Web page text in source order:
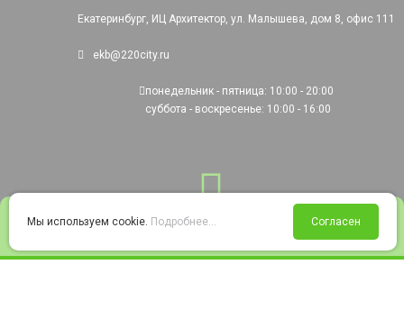
Войти Избранное Корзина
Екатеринбург, ИЦ Архитектор, ул. Малышева, дом 8, офис 111
ekb@220city.ru
понедельник - пятница: 10:00 - 20:00
суббота - воскресенье: 10:00 - 16:00
Мы используем cookie. Подробнее... Согласен